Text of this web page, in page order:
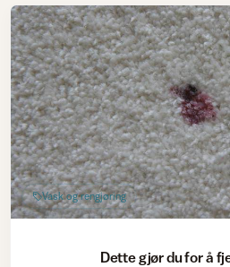
Vask og rengjøring
Dette gjør du for å